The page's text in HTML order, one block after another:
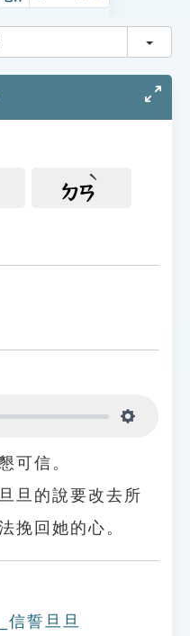
切換
ㄉㄢ
可信。
旦的說要改去所
挽回她的心。
信誓旦旦